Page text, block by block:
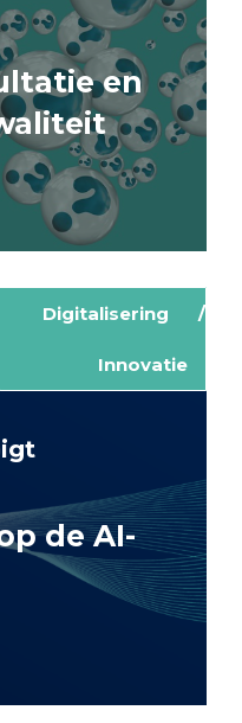
en
Digitalisering
Innovatie
de AI-